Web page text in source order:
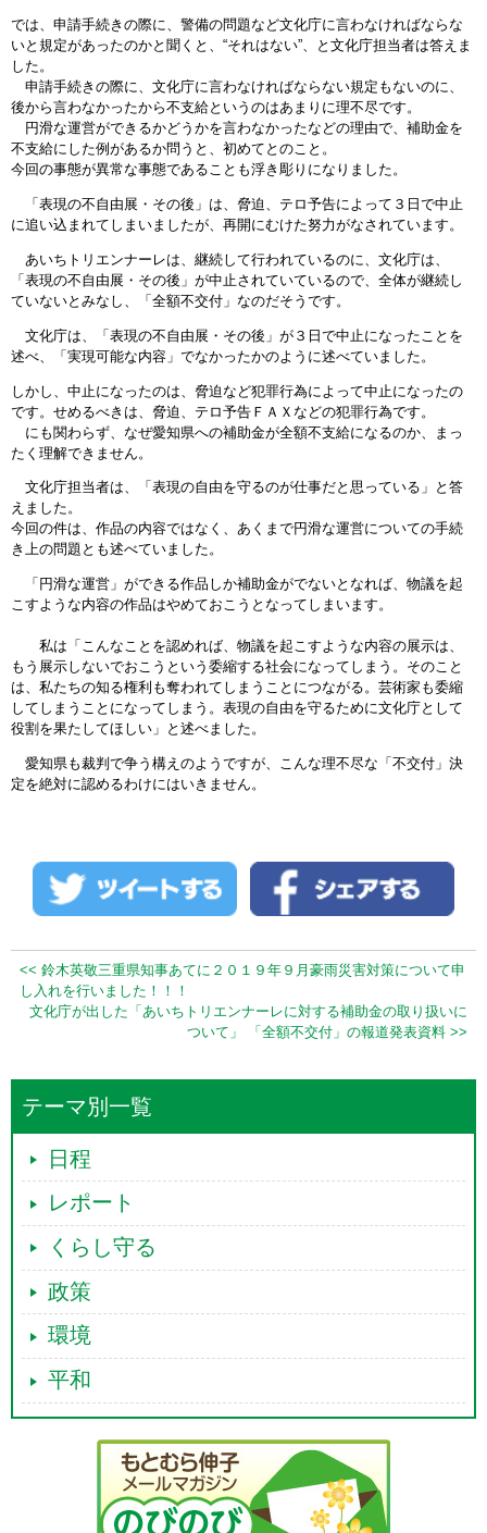
では、申請手続きの際に、警備の問題など文化庁に言わなければならな
いと規定があったのかと聞くと、“それはない”、と文化庁担当者は答えま
した。
申請手続きの際に、文化庁に言わなければならない規定もないのに、
後から言わなかったから不支給というのはあまりに理不尽です。
円滑な運営ができるかどうかを言わなかったなどの理由で、補助金を
不支給にした例があるか問うと、初めてとのこと。
今回の事態が異常な事態であることも浮き彫りになりました。
「表現の不自由展・その後」は、脅迫、テロ予告によって３日で中止
に追い込まれてしまいましたが、再開にむけた努力がなされています。
あいちトリエンナーレは、継続して行われているのに、文化庁は、
「表現の不自由展・その後」が中止されていているので、全体が継続し
ていないとみなし、「全額不交付」なのだそうです。
文化庁は、「表現の不自由展・その後」が３日で中止になったことを
述べ、「実現可能な内容」でなかったかのように述べていました。
しかし、中止になったのは、脅迫など犯罪行為によって中止になったの
です。せめるべきは、脅迫、テロ予告ＦＡＸなどの犯罪行為です。
にも関わらず、なぜ愛知県への補助金が全額不支給になるのか、まっ
たく理解できません。
文化庁担当者は、「表現の自由を守るのが仕事だと思っている」と答
えました。
今回の件は、作品の内容ではなく、あくまで円滑な運営についての手続
き上の問題とも述べていました。
「円滑な運営」ができる作品しか補助金がでないとなれば、物議を起
こすような内容の作品はやめておこうとなってしまいます。
私は「こんなことを認めれば、物議を起こすような内容の展示は、
もう展示しないでおこうという委縮する社会になってしまう。そのこと
は、私たちの知る権利も奪われてしまうことにつながる。芸術家も委縮
してしまうことになってしまう。表現の自由を守るために文化庁として
役割を果たしてほしい」と述べました。
愛知県も裁判で争う構えのようですが、こんな理不尽な「不交付」決
定を絶対に認めるわけにはいきません。
<< 鈴木英敬三重県知事あてに２０１９年９月豪雨災害対策について申
し入れを行いました！！！
文化庁が出した「あいちトリエンナーレに対する補助金の取り扱いに
ついて」 「全額不交付」の報道発表資料 >>
テーマ別一覧
日程
レポート
くらし守る
政策
環境
平和